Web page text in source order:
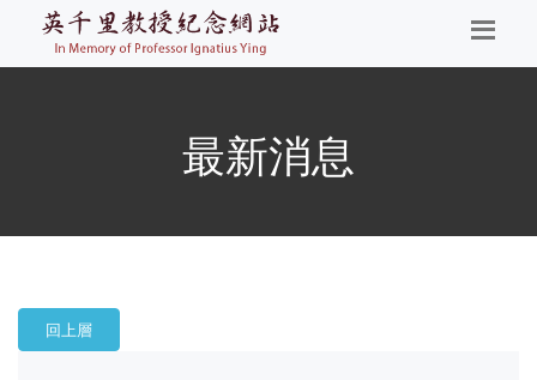
最新消息
回上層